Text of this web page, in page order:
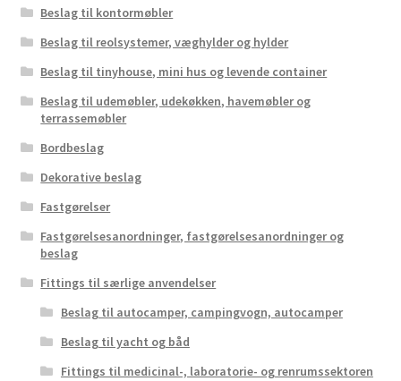
Beslag til kontormøbler
Beslag til reolsystemer, væghylder og hylder
Beslag til tinyhouse, mini hus og levende container
Beslag til udemøbler, udekøkken, havemøbler og
terrassemøbler
Bordbeslag
Dekorative beslag
Fastgørelser
Fastgørelsesanordninger, fastgørelsesanordninger og
beslag
Fittings til særlige anvendelser
Beslag til autocamper, campingvogn, autocamper
Beslag til yacht og båd
Fittings til medicinal-, laboratorie- og renrumssektoren